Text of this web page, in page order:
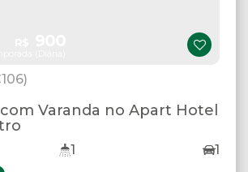
Varanda no Apart Hotel
1 1